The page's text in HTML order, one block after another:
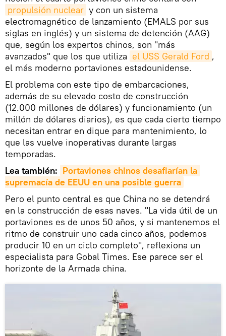
propulsión nuclear y con un sistema
electromagnético de lanzamiento (EMALS por sus
siglas en inglés) y un sistema de detención (AAG)
que, según los expertos chinos, son "más
avanzados" que los que utiliza el USS Gerald Ford ,
el más moderno portaviones estadounidense.
El problema con este tipo de embarcaciones,
además de su elevado costo de construcción
(12.000 millones de dólares) y funcionamiento (un
millón de dólares diarios), es que cada cierto tiempo
necesitan entrar en dique para mantenimiento, lo
que las vuelve inoperativas durante largas
temporadas.
Lea también: Portaviones chinos desafiarían la
supremacía de EEUU en una posible guerra
Pero el punto central es que China no se detendrá
en la construcción de esas naves. "La vida útil de un
portaviones es de unos 50 años, y si mantenemos el
ritmo de construir uno cada cinco años, podemos
producir 10 en un ciclo completo", reflexiona un
especialista para Gobal Times. Ese parece ser el
horizonte de la Armada china.